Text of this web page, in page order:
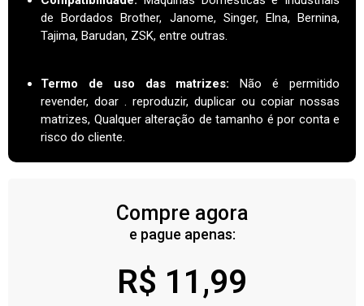
de Bordados Brother, Janome, Singer, Elna, Bernina,
Tajima, Barudan, ZSK, entre outras.
Termo de uso das matrizes:
Não é permitido
revender, doar . reproduzir, duplicar ou copiar nossas
matrizes, Qualquer alteração de tamanho é por conta e
risco do cliente.
Compre agora
e pague apenas:
R$ 11,99